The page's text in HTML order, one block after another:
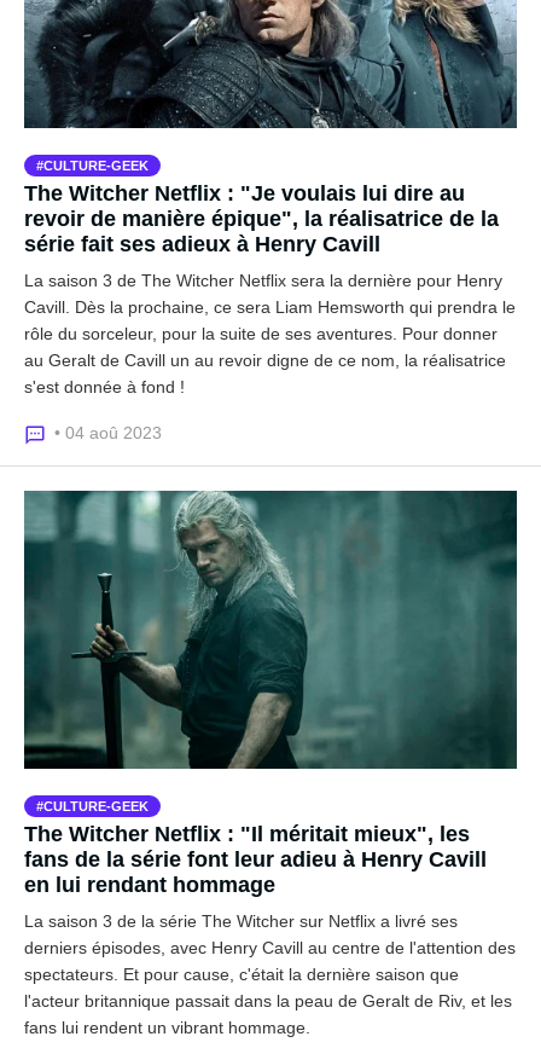
CULTURE-GEEK
The Witcher Netflix : "Je voulais lui dire au
revoir de manière épique", la réalisatrice de la
série fait ses adieux à Henry Cavill
La saison 3 de The Witcher Netflix sera la dernière pour Henry
Cavill. Dès la prochaine, ce sera Liam Hemsworth qui prendra le
rôle du sorceleur, pour la suite de ses aventures. Pour donner
au Geralt de Cavill un au revoir digne de ce nom, la réalisatrice
s'est donnée à fond !
• 04 aoû 2023
CULTURE-GEEK
The Witcher Netflix : "Il méritait mieux", les
fans de la série font leur adieu à Henry Cavill
en lui rendant hommage
La saison 3 de la série The Witcher sur Netflix a livré ses
derniers épisodes, avec Henry Cavill au centre de l'attention des
spectateurs. Et pour cause, c'était la dernière saison que
l'acteur britannique passait dans la peau de Geralt de Riv, et les
fans lui rendent un vibrant hommage.